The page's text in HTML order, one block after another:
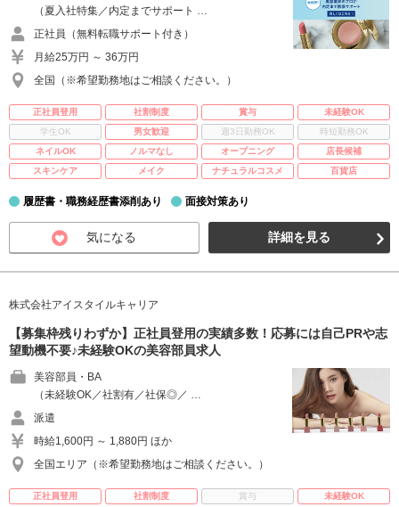
（夏入社特集／内定までサポート …
正社員（無料転職サポート付き）
月給25万円 ～ 36万円
全国（※希望勤務地はご相談ください。）
正社員登用 社割制度 賞与
未経験OK
学生OK
男女歓迎 週3日勤務OK
時短勤務OK
ネイルOK
ノルマなし オープニング
店長候補
スキンケア
メイク ナチュラルコスメ 百貨店
履歴書・職務経歴書添削あり 面接対策あり
気になる 詳細を見る
株式会社アイスタイルキャリア
【募集枠残りわずか】正社員登用の実績多数！応募には自己PRや志
望動機不要♪未経験OKの美容部員求人
美容部員・BA
（未経験OK／社割有／社保◎／ …
派遣
時給1,600円 ～ 1,880円 ほか
全国エリア（※希望勤務地はご相談ください。）
正社員登用 社割制度 賞与
未経験OK